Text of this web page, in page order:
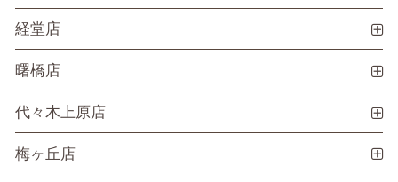
経堂店
曙橋店
代々木上原店
梅ヶ丘店